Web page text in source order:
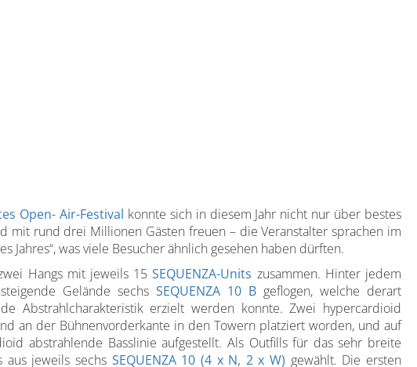
Open- Air-Festival konnte sich in diesem Jahr nicht nur über bestes
mit rund drei Millionen Gästen freuen – die Veranstalter sprachen im
Jahres“, was viele Besucher ähnlich gesehen haben dürften.
Hangs mit jeweils 15SEQUENZA-Units zusammen. Hinter jedem
Gelände sechsSEQUENZA 10 B geflogen, welche derart
Abstrahlcharakteristik erzielt werden konnte. Zwei hypercardioid
an der Bühnenvorderkante in den Towern platziert worden, und auf
abstrahlende Basslinie aufgestellt. Als Outfills für das sehr breite
aus jeweils sechs SEQUENZA 10 (4 x N, 2 x W) gewählt. Die ersten